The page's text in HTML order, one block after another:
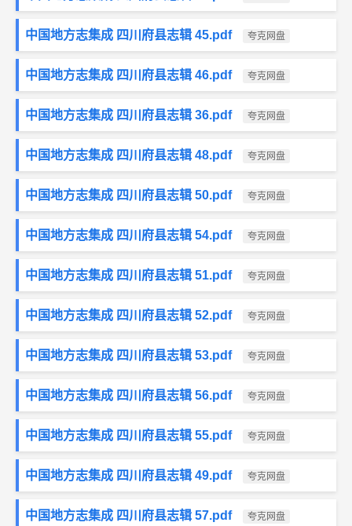
中国地方志集成 四川府县志辑 45.pdf 夸克网盘
中国地方志集成 四川府县志辑 46.pdf 夸克网盘
中国地方志集成 四川府县志辑 36.pdf 夸克网盘
中国地方志集成 四川府县志辑 48.pdf 夸克网盘
中国地方志集成 四川府县志辑 50.pdf 夸克网盘
中国地方志集成 四川府县志辑 54.pdf 夸克网盘
中国地方志集成 四川府县志辑 51.pdf 夸克网盘
中国地方志集成 四川府县志辑 52.pdf 夸克网盘
中国地方志集成 四川府县志辑 53.pdf 夸克网盘
中国地方志集成 四川府县志辑 56.pdf 夸克网盘
中国地方志集成 四川府县志辑 55.pdf 夸克网盘
中国地方志集成 四川府县志辑 49.pdf 夸克网盘
中国地方志集成 四川府县志辑 57.pdf 夸克网盘